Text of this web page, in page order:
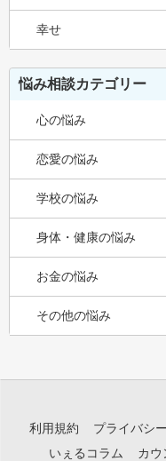
幸せ
悩み相談カテゴリー
心の悩み
恋愛の悩み
学校の悩み
身体・健康の悩み
お金の悩み
その他の悩み
利用規約 プライバシ
いぇるコラム
カウ